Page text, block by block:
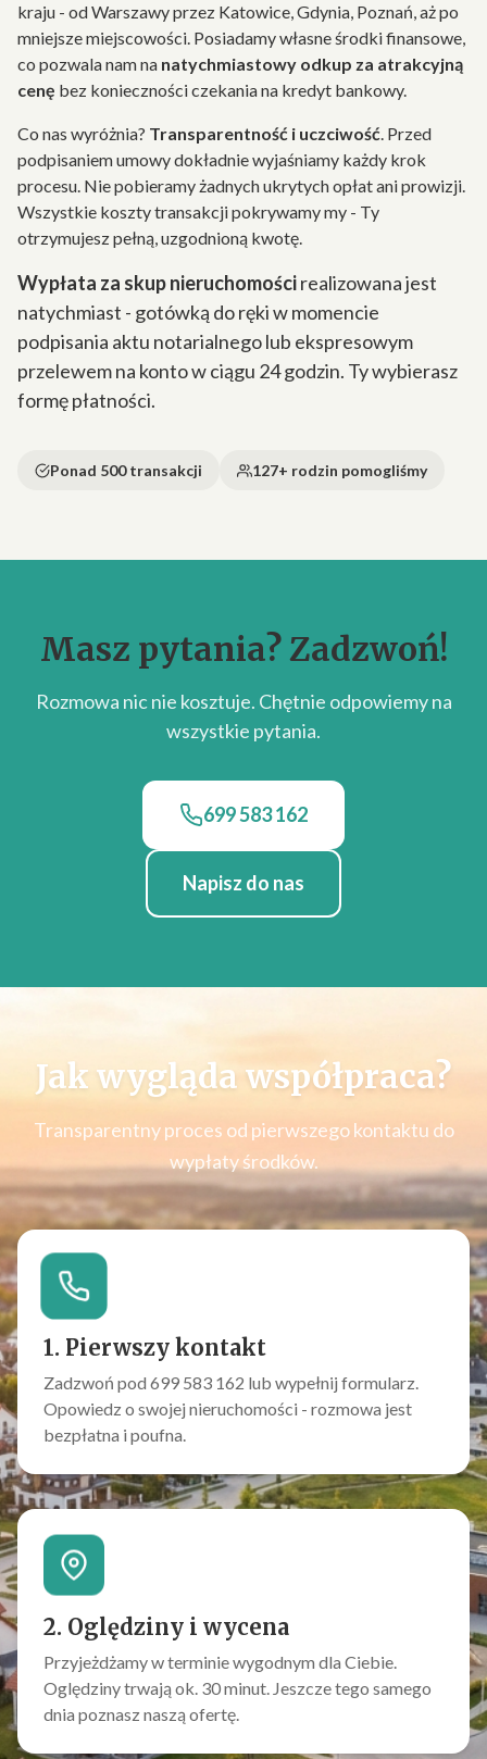
kraju - od Warszawy przez Katowice, Gdynia, Poznań, aż po
mniejsze miejscowości. Posiadamy własne środki finansowe,
co pozwala nam na natychmiastowy odkup za atrakcyjną
cenę bez konieczności czekania na kredyt bankowy.
Co nas wyróżnia? Transparentność i uczciwość. Przed
podpisaniem umowy dokładnie wyjaśniamy każdy krok
procesu. Nie pobieramy żadnych ukrytych opłat ani prowizji.
Wszystkie koszty transakcji pokrywamy my - Ty
otrzymujesz pełną, uzgodnioną kwotę.
Wypłata za skup nieruchomościrealizowana jest
natychmiast - gotówką do ręki w momencie
podpisania aktu notarialnego lub ekspresowym
przelewem na konto w ciągu 24 godzin. Ty wybierasz
formę płatności.
Ponad 500 transakcji 127+ rodzin pomogliśmy
Masz pytania? Zadzwoń!
Rozmowa nic nie kosztuje. Chętnie odpowiemy na
wszystkie pytania.
699 583 162
Napisz do nas
Jak wygląda współpraca?
Transparentny proces od pierwszego kontaktu do
wypłaty środków.
1. Pierwszy kontakt
Zadzwoń pod 699 583 162 lub wypełnij formularz.
Opowiedz o swojej nieruchomości - rozmowa jest
bezpłatna i poufna.
2. Oględziny i wycena
Przyjeżdżamy w terminie wygodnym dla Ciebie.
Oględziny trwają ok. 30 minut. Jeszcze tego samego
dnia poznasz naszą ofertę.